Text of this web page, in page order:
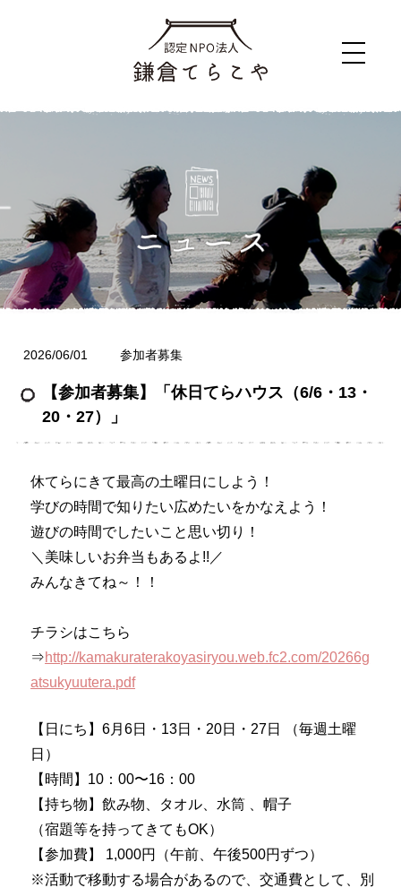
2026/06/01 参加者募集
【参加者募集】「休日てらハウス（6/6・13・
20・27）」
休てらにきて最高の土曜日にしよう！
学びの時間で知りたい広めたいをかなえよう！
遊びの時間でしたいこと思い切り！
＼美味しいお弁当もあるよ!!／
みんなきてね～！！
チラシはこちら
⇒http://kamakuraterakoyasiryou.web.fc2.com/20266g
atsukyuutera.pdf
【日にち】6月6日・13日・20日・27日 （毎週土曜
日）
【時間】10：00〜16：00
【持ち物】飲み物、タオル、水筒 、帽子
（宿題等を持ってきてもOK）
【参加費】 1,000円（午前、午後500円ずつ）
※活動で移動する場合があるので、交通費として、別